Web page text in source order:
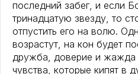
последний забег, и если
тринадцатую звезду, то
отпустить его на волю.
возрастут, на кон будет
дружба, доверие и
чувства, которые кипят в